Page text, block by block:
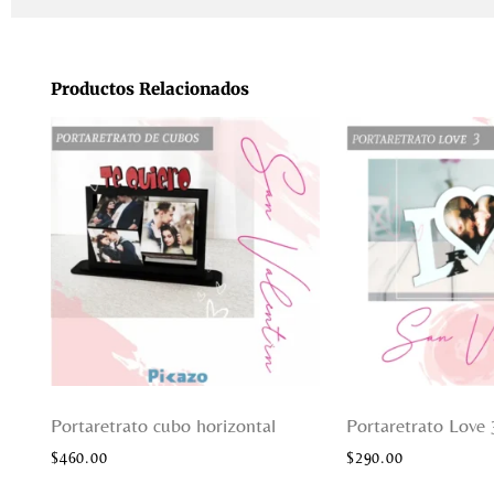
Productos Relacionados
Portaretrato cubo horizontal
$460.00
Portaretrato Love
$290.00